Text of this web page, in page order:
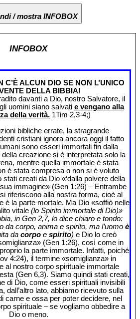
/ mostra INFOBOX
INFOBOX
C’È ALCUN DIO SE NON L’UNICO
DELLA BIBBIA!
davanti a Dio, nostro Salvatore, il
uomini siano salvati e vengano alla
della verità. 1Tim 2,3-4;)
bibliche errate, la stragrande
cristiani ignora ancora oggi il fatto
sono esseri immortali fin dalla
creazione si è interpretata solo la
mentre quella immortale è stata
è stata compresa o non si è voluto
creati da Dio «‘dalla polvere della
immagine» (Gen 1:26) – Entrambe
riferiscono alla nostra forma, cioè al
è la parte mortale. Ma Dio «soffiò nelle
vitale (lo Spirito immortale di Dio)»
in Gen 2,7, lo dice chiaro e tondo:
da corpo, anima e spirito, ma l’uomo è
da corpo e spirito) e Dio lo creò
(Gen 1:26), così come in
la parte immortale. Infatti, poiché
4:24), il termine «somiglianza» in
al nostro corpo spirituale immortale
(Gen 6,3). Siamo quindi stati creati,
di Dio, come esseri spirituali invisibili
dall’altro lato, abbiamo ricevuto sulla
carne e ossa per poter decidere, nel
spirituale – se vogliamo obbedire a
Dio o meno.